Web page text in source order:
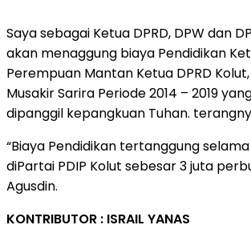
Saya sebagai Ketua DPRD, DPW dan
akan menaggung biaya Pendidikan
Perempuan Mantan Ketua DPRD
Musakir Sarira Periode 2014 – 2019
dipanggil kepangkuan Tuhan.
“Biaya Pendidikan tertanggung
diPartai PDIP Kolut sebesar 3 juta
Agusdin.
KONTRIBUTOR : ISRAIL YANAS